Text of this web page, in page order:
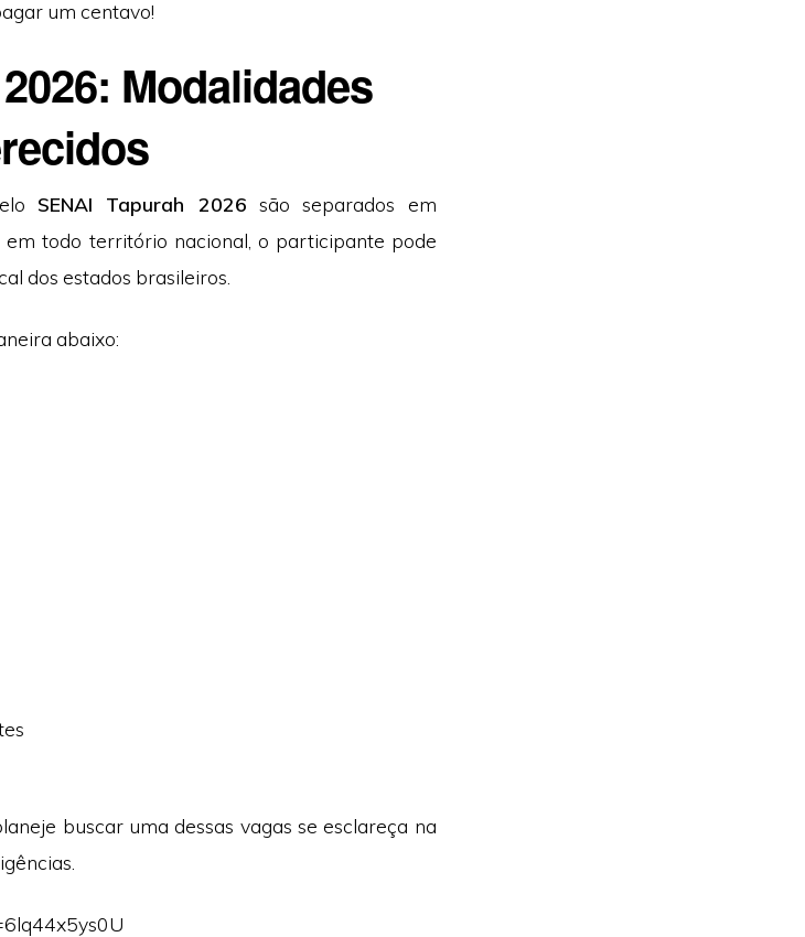
um centavo!
Modalidades
SENAI Tapurah 2026 são separados em
em todo território nacional, o participante pode
dos estados brasileiros.
abaixo:
buscar uma dessas vagas se esclareça na